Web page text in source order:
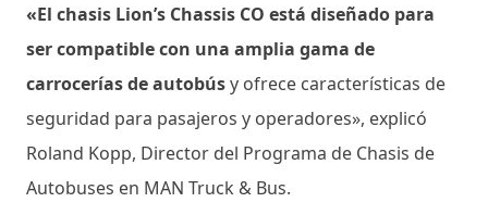
«El chasis Lion’s Chassis CO está diseñado para
ser compatible con una amplia gama de
carrocerías de autobúsy ofrece características de
seguridad para pasajeros y operadores», explicó
Roland Kopp, Director del Programa de Chasis de
Autobuses en MAN Truck & Bus.